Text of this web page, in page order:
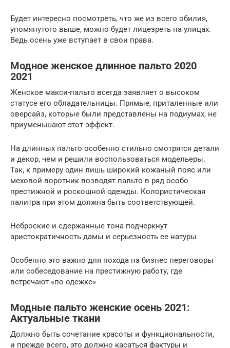
Будет интересно посмотреть, что же из всего обилия,
упомянутого выше, можно будет лицезреть на улицах.
Ведь осень уже вступает в свои права.
Модное женское длинное пальто 2020
2021
Женское макси-пальто всегда заявляет о высоком
статусе его обладательницы. Прямые, приталенные или
оверсайз, которые были представлены на подиумах, не
приуменьшают этот эффект.
На длинных пальто особенно стильно смотрятся детали
и декор, чем и решили воспользоваться модельеры.
Так, к примеру один лишь широкий кожаный пояс или
меховой воротник возводят пальто в ряд особо
престижной и роскошной одежды. Колористическая
палитра при этом должна быть соответствующей.
Неброские и сдержанные тона подчеркнут
аристократичность дамы и серьезность ее натуры
Особенно это важно для похода на бизнес переговоры
или собеседование на престижную работу, где
встречают «по одежке»
Модные пальто женские осень 2021:
Актуальные ткани
Должно быть сочетание красоты и функциональности,
и прежде всего, это должно касаться фактуры и